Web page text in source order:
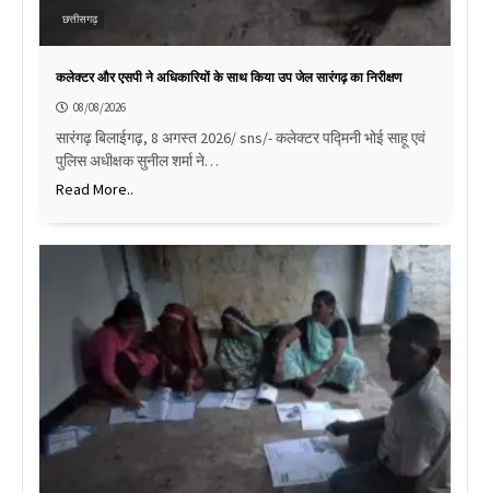
छत्तीसगढ़
कलेक्टर और एसपी ने अधिकारियों के साथ किया उप जेल सारंगढ़ का निरीक्षण
08/08/2026
सारंगढ़ बिलाईगढ़, 8 अगस्त 2026/ sns/- कलेक्टर पद्मिनी भोई साहू एवं
पुलिस अधीक्षक सुनील शर्मा ने…
Read More..